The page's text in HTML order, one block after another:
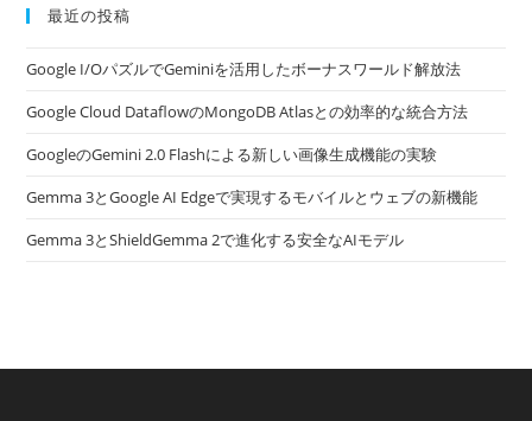
最近の投稿
Google I/OパズルでGeminiを活用したボーナスワールド解放法
Google Cloud DataflowのMongoDB Atlasとの効率的な統合方法
GoogleのGemini 2.0 Flashによる新しい画像生成機能の実験
Gemma 3とGoogle AI Edgeで実現するモバイルとウェブの新機能
Gemma 3とShieldGemma 2で進化する安全なAIモデル